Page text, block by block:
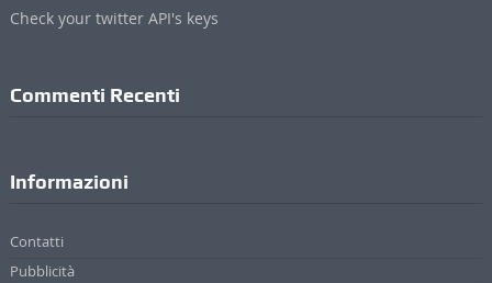
Check your twitter API's keys
Commenti Recenti
Informazioni
Contatti
Pubblicità